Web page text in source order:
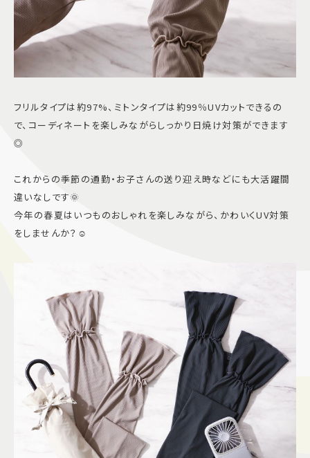
フリルタイプは約97%、ミトンタイプは約99％UVカットできるの
で、コーディネートを楽しみながらしっかり日焼け対策ができます
◎
これからの季節の通勤・お子さんの送り迎え時などにも大活躍間
違いなしです🌞
今年の春夏はいつものおしゃれを楽しみながら、かわいくUV対策
をしませんか？☺︎